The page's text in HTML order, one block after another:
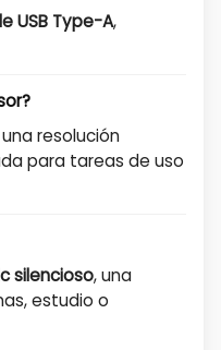
USB Type-A,
resolución
para tareas de uso
silencioso, una
estudio o